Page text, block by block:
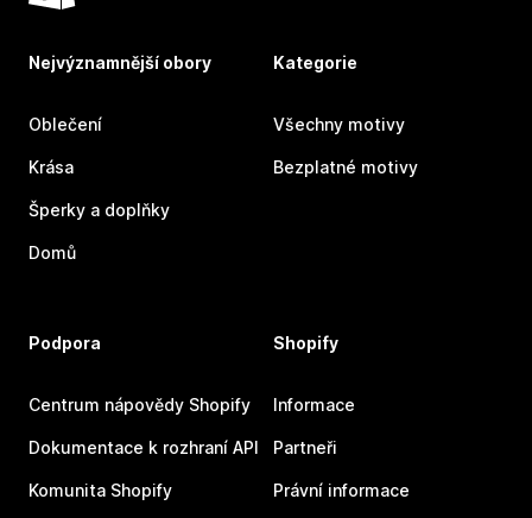
Nejvýznamnější obory
Oblečení
Krása
Šperky a doplňky
Domů
Kategorie
Všechny motivy
Bezplatné motivy
Podpora
Centrum nápovědy Shopify
Dokumentace k rozhraní API
Komunita Shopify
Shopify
Informace
Partneři
Právní informace